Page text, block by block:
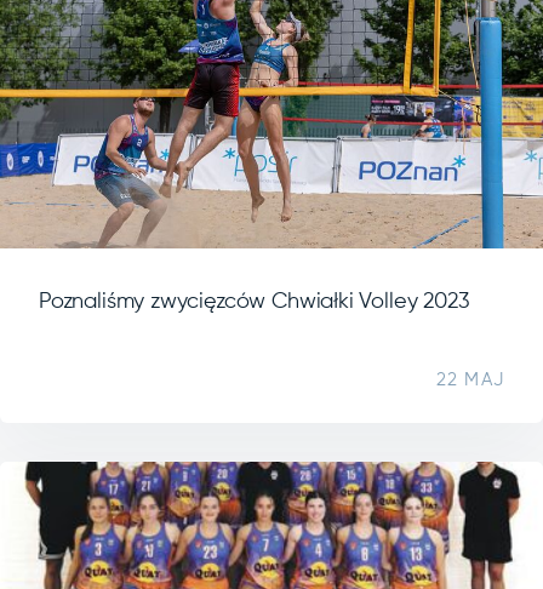
Poznaliśmy zwycięzców Chwiałki Volley 2023
22 MAJ